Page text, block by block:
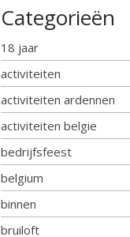
Categorieën
18 jaar
activiteiten
activiteiten ardennen
activiteiten belgie
bedrijfsfeest
belgium
binnen
bruiloft